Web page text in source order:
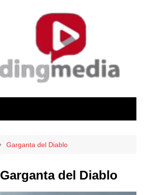
Garganta del Diablo
Garganta del Diablo